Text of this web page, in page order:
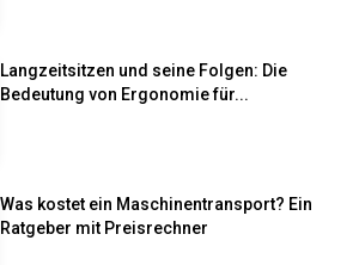
Langzeitsitzen und seine Folgen: Die
Bedeutung von Ergonomie für...
Was kostet ein Maschinentransport? Ein
Ratgeber mit Preisrechner